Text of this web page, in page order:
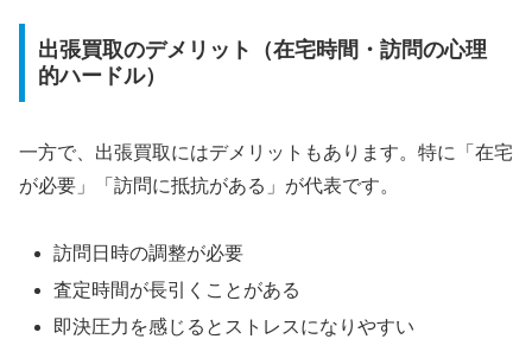
出張買取のデメリット（在宅時間・訪問の心理
的ハードル）
一方で、出張買取にはデメリットもあります。特に「在宅
が必要」「訪問に抵抗がある」が代表です。
訪問日時の調整が必要
査定時間が長引くことがある
即決圧力を感じるとストレスになりやすい